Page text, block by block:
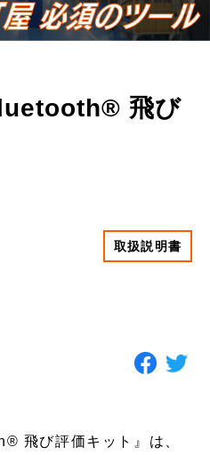
飛び
取扱説明書
飛び評価キット』は、